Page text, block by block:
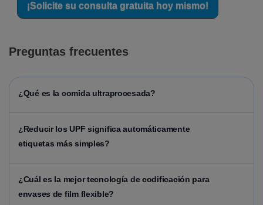
¡Solicite su consulta gratuita hoy mismo!
Preguntas frecuentes
¿Qué es la comida ultraprocesada?
¿Reducir los UPF significa automáticamente
etiquetas más simples?
¿Cuál es la mejor tecnología de codificación para
envases de film flexible?